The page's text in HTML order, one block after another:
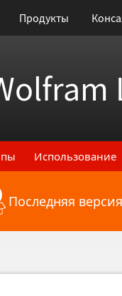
Продукты
Использование
Последняя